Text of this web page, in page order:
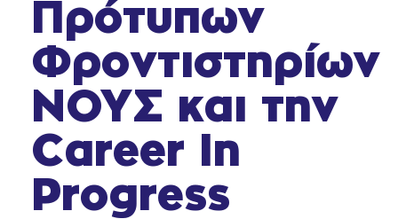
Πρότυπων
Φροντιστηρίων
ΝΟΥΣ και την
Career In
Progress